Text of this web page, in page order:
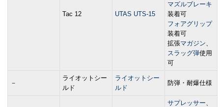
Tac 12 UTAS UTS-15
マズルブレーキ
装着可
フォアグリップ
装着可
拡張マガジン、
スラッグ弾使用
可
－
ライオットシー
ルド
ライオットシー
ルド
防弾・耐爆仕様
サプレッサー、